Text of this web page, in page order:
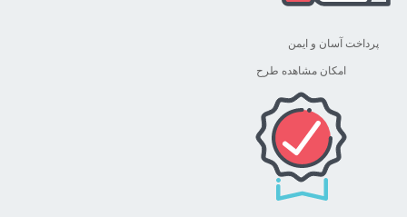
پرداخت آسان و ایمن
امکان مشاهده طرح